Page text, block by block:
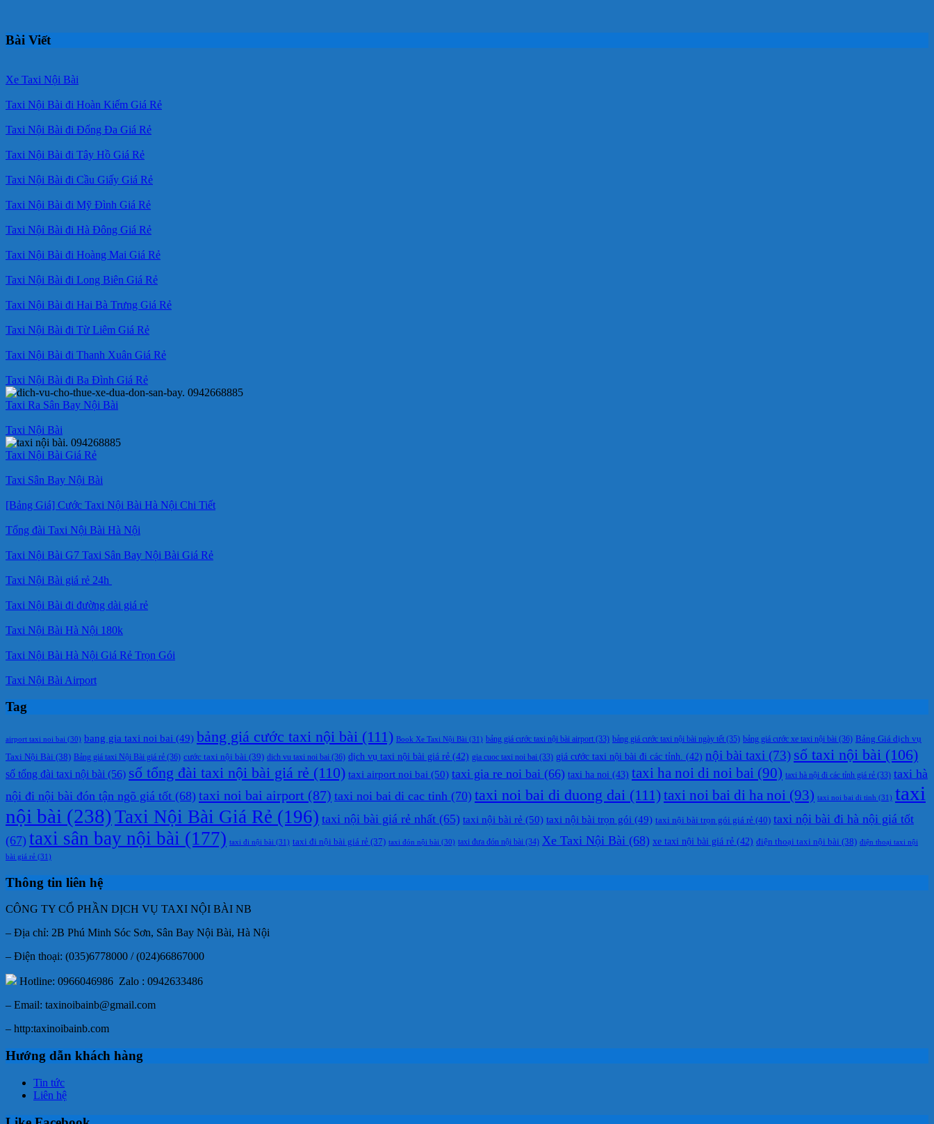
Bài Viết
Xe Taxi Nội Bài
Taxi Nội Bài đi Hoàn Kiếm Giá Rẻ
Taxi Nội Bài đi Đống Đa Giá Rẻ
Taxi Nội Bài đi Tây Hồ Giá Rẻ
Taxi Nội Bài đi Cầu Giấy Giá Rẻ
Taxi Nội Bài đi Mỹ Đình Giá Rẻ
Taxi Nội Bài đi Hà Đông Giá Rẻ
Taxi Nội Bài đi Hoàng Mai Giá Rẻ
Taxi Nội Bài đi Long Biên Giá Rẻ
Taxi Nội Bài đi Hai Bà Trưng Giá Rẻ
Taxi Nội Bài đi Từ Liêm Giá Rẻ
Taxi Nội Bài đi Thanh Xuân Giá Rẻ
Taxi Nội Bài đi Ba Đình Giá Rẻ
Taxi Ra Sân Bay Nội Bài
Taxi Nội Bài
Taxi Nội Bài Giá Rẻ
Taxi Sân Bay Nội Bài
[Bảng Giá] Cước Taxi Nội Bài Hà Nội Chi Tiết
Tổng đài Taxi Nội Bài Hà Nội
Taxi Nội Bài G7 Taxi Sân Bay Nội Bài Giá Rẻ
Taxi Nội Bài giá rẻ 24h
Taxi Nội Bài đi đường dài giá rẻ
Taxi Nội Bài Hà Nội 180k
Taxi Nội Bài Hà Nội Giá Rẻ Trọn Gói
Taxi Nội Bài Airport
Tag
airport taxi noi bai (30) bang gia taxi noi bai (49) bảng giá cước taxi nội bài (111) Book Xe Taxi Nội Bài (31) bảng giá cước taxi nội bài airport (33) bảng giá cước taxi nội bài ngày tết (35) bảng giá cước xe taxi nội bài (36) Bảng Giá dịch vụ
Taxi Nội Bài (38) Bảng giá taxi Nội Bài giá rẻ (36) cước taxi nội bài (39) dich vu taxi noi bai (36) dịch vụ taxi nội bài giá rẻ (42) gia cuoc taxi noi bai (33) giá cước taxi nội bài đi các tỉnh. (42) nội bài taxi (73) số taxi nội bài (106)
số tổng đài taxi nội bài (56) số tổng đài taxi nội bài giá rẻ (110) taxi airport noi bai (50) taxi gia re noi bai (66) taxi ha noi (43) taxi ha noi di noi bai (90) taxi hà nội đi các tỉnh giá rẻ (33) taxi hà
nội đi nội bài đón tận ngõ giá tốt (68) taxi noi bai airport (87) taxi noi bai di cac tinh (70) taxi noi bai di duong dai (111)taxi noi bai di ha noi (93) taxi noi bai di tinh (31) taxi
nội bài (238)Taxi Nội Bài Giá Rẻ (196) taxi nội bài giá rẻ nhất (65) taxi nội bài rẻ (50) taxi nội bài trọn gói (49) taxi nội bài trọn gói giá rẻ (40) taxi nội bài đi hà nội giá tốt
(67) taxi sân bay nội bài (177) taxi đi nội bài (31) taxi đi nội bài giá rẻ (37) taxi đón nội bài (30) taxi đưa đón nội bài (34) Xe Taxi Nội Bài (68) xe taxi nội bài giá rẻ (42) điện thoại taxi nội bài (38) điện thoại taxi nội
bài giá rẻ (31)
Thông tin liên hệ
CÔNG TY CỔ PHẦN DỊCH VỤ TAXI NỘI BÀI NB
– Địa chỉ: 2B Phú Minh Sóc Sơn, Sân Bay Nội Bài, Hà Nội
– Điện thoại: (035)6778000 / (024)66867000
Hotline: 0966046986 Zalo : 0942633486
– Email: taxinoibainb@gmail.com
– http:taxinoibainb.com
Hướng dẫn khách hàng
Tin tức
Liên hệ